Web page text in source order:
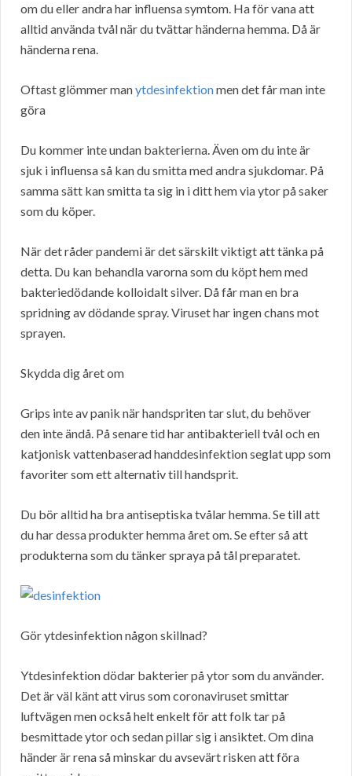
om du eller andra har influensa symtom. Ha för vana att
alltid använda tvål när du tvättar händerna hemma. Då är
händerna rena.
Oftast glömmer manytdesinfektionmen det får man inte
göra
Du kommer inte undan bakterierna. Även om du inte är
sjuk i influensa så kan du smitta med andra sjukdomar. På
samma sätt kan smitta ta sig in i ditt hem via ytor på saker
som du köper.
När det råder pandemi är det särskilt viktigt att tänka på
detta. Du kan behandla varorna som du köpt hem med
bakteriedödande kolloidalt silver. Då får man en bra
spridning av dödande spray. Viruset har ingen chans mot
sprayen.
Skydda dig året om
Grips inte av panik när handspriten tar slut, du behöver
den inte ändå. På senare tid har antibakteriell tvål och en
katjonisk vattenbaserad handdesinfektion seglat upp som
favoriter som ett alternativ till handsprit.
Du bör alltid ha bra antiseptiska tvålar hemma. Se till att
du har dessa produkter hemma året om. Se efter så att
produkterna som du tänker spraya på tål preparatet.
Gör ytdesinfektion någon skillnad?
Ytdesinfektion dödar bakterier på ytor som du använder.
Det är väl känt att virus som coronaviruset smittar
luftvägen men också helt enkelt för att folk tar på
besmittade ytor och sedan pillar sig i ansiktet. Om dina
händer är rena så minskar du avsevärt risken att föra